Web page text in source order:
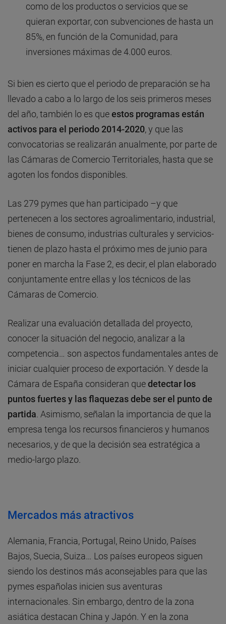
como de los productos o servicios que se
quieran exportar, con subvenciones de hasta un
85%, en función de la Comunidad, para
inversiones máximas de 4.000 euros.
Si bien es cierto que el periodo de preparación se ha
llevado a cabo a lo largo de los seis primeros meses
del año, también lo es queestos programas están
activos para el periodo 2014-2020, y que las
convocatorias se realizarán anualmente, por parte de
las Cámaras de Comercio Territoriales, hasta que se
agoten los fondos disponibles.
Las 279 pymes que han participado –y que
pertenecen a los sectores agroalimentario, industrial,
bienes de consumo, industrias culturales y servicios-
tienen de plazo hasta el próximo mes de junio para
poner en marcha la Fase 2, es decir, el plan elaborado
conjuntamente entre ellas y los técnicos de las
Cámaras de Comercio.
Realizar una evaluación detallada del proyecto,
conocer la situación del negocio, analizar a la
competencia… son aspectos fundamentales antes de
iniciar cualquier proceso de exportación. Y desde la
Cámara de España consideran quedetectar los
puntos fuertes y las flaquezas debe ser el punto de
partida . Asimismo, señalan la importancia de que la
empresa tenga los recursos financieros y humanos
necesarios, y de que la decisión sea estratégica a
medio-largo plazo.
Mercados más atractivos
Alemania, Francia, Portugal, Reino Unido, Países
Bajos, Suecia, Suiza… Los países europeos siguen
siendo los destinos más aconsejables para que las
pymes españolas inicien sus aventuras
internacionales. Sin embargo, dentro de la zona
asiática destacan China y Japón. Y en la zona